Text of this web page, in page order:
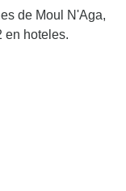
de Moul N'Aga,
en hoteles.